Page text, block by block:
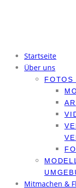
Startseite
Über uns
FOTOS
Mitmachen &